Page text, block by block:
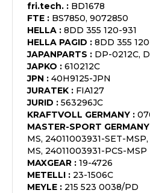
fri.tech. : BD1678
FTE : BS7850, 9072850
HELLA : 8DD 355 120-931
HELLA PAGID : 8DD 355
JAPANPARTS : DP-0212C,
JAPKO : 610212C
JPN : 40H9125-JPN
JURATEK : FIA127
JURID : 563296JC
KRAFTVOLL GERMANY :
MASTER-SPORT GERMANY
MS, 24011003931-SET-
MS, 24011003931-PCS-MSP
MAXGEAR : 19-4726
METELLI : 23-1506C
MEYLE : 215 523 0038/PD